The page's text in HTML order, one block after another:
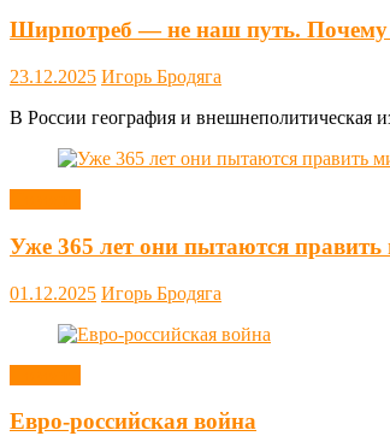
Ширпотреб — не наш путь. Почему
23.12.2025 Игорь Бродяга
В России география и внешнеполитическая
Уже 365 лет они пытаются
01.12.2025 Игорь Бродяга
Евро-российская война